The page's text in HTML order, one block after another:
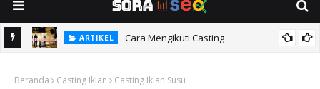
ARTIKEL
Cara Mengikuti Casting
Beranda Casting Iklan Casting Iklan Susu